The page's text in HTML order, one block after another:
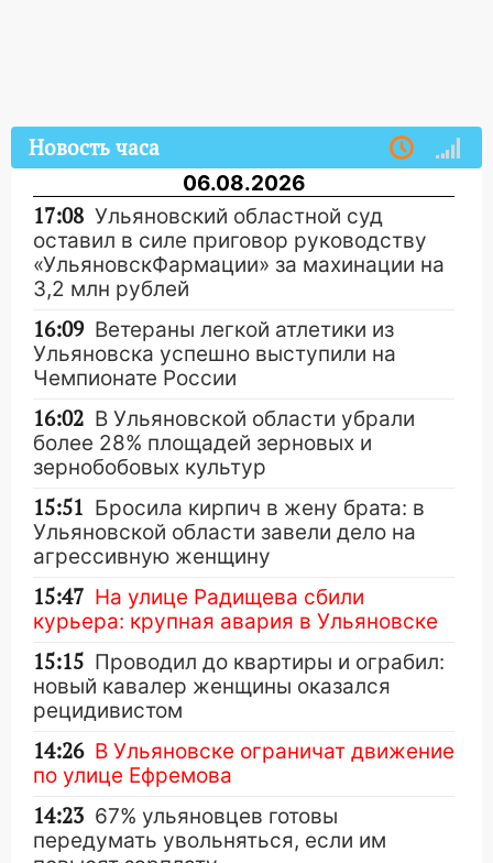
Новость часа
06.08.2026
17:08 Ульяновский областной суд
оставил в силе приговор руководству
«УльяновскФармации» за махинации на
3,2 млн рублей
16:09 Ветераны легкой атлетики из
Ульяновска успешно выступили на
Чемпионате России
16:02 В Ульяновской области убрали
более 28% площадей зерновых и
зернобобовых культур
15:51 Бросила кирпич в жену брата: в
Ульяновской области завели дело на
агрессивную женщину
15:47 На улице Радищева сбили
курьера: крупная авария в Ульяновске
15:15 Проводил до квартиры и ограбил:
новый кавалер женщины оказался
рецидивистом
14:26 В Ульяновске ограничат движение
по улице Ефремова
14:23 67% ульяновцев готовы
передумать увольняться, если им